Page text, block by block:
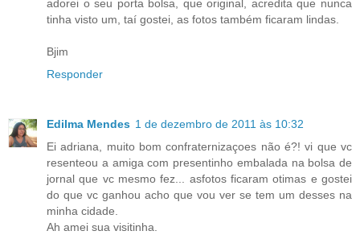
adorei o seu porta bolsa, que original, acredita que nunca
tinha visto um, taí gostei, as fotos também ficaram lindas.
Bjim
Responder
Edilma Mendes 1 de dezembro de 2011 às 10:32
Ei adriana, muito bom confraternizaçoes não é?! vi que vc
resenteou a amiga com presentinho embalada na bolsa de
jornal que vc mesmo fez... asfotos ficaram otimas e gostei
do que vc ganhou acho que vou ver se tem um desses na
minha cidade.
Ah amei sua visitinha.